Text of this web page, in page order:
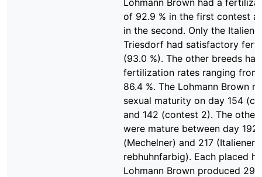
Lohmann Brown had a
of 92.9 % in the first contest
in the second. Only the
Triesdorf had satisfactory
(93.0 %). The other breeds had
fertilization rates ranging from
86.4 %. The Lohmann Brown
sexual maturity on day 154
and 142 (contest 2). The other
were mature between day 192
(Mechelner) and 217 (Italiener
rebhuhnfarbig). Each placed
Lohmann Brown produced